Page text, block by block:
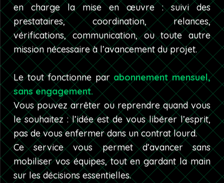
en charge la mise en œuvre : suivi des
prestataires, coordination, relances,
vérifications, communication, ou toute autre
mission nécessaire à l’avancement du projet.
Le tout fonctionne parabonnement mensuel,
sans engagement.
Vous pouvez arrêter ou reprendre quand vous
le souhaitez : l’idée est de vous libérer l’esprit,
pas de vous enfermer dans un contrat lourd.
Ce service vous permet d’avancer sans
mobiliser vos équipes, tout en gardant la main
sur les décisions essentielles.